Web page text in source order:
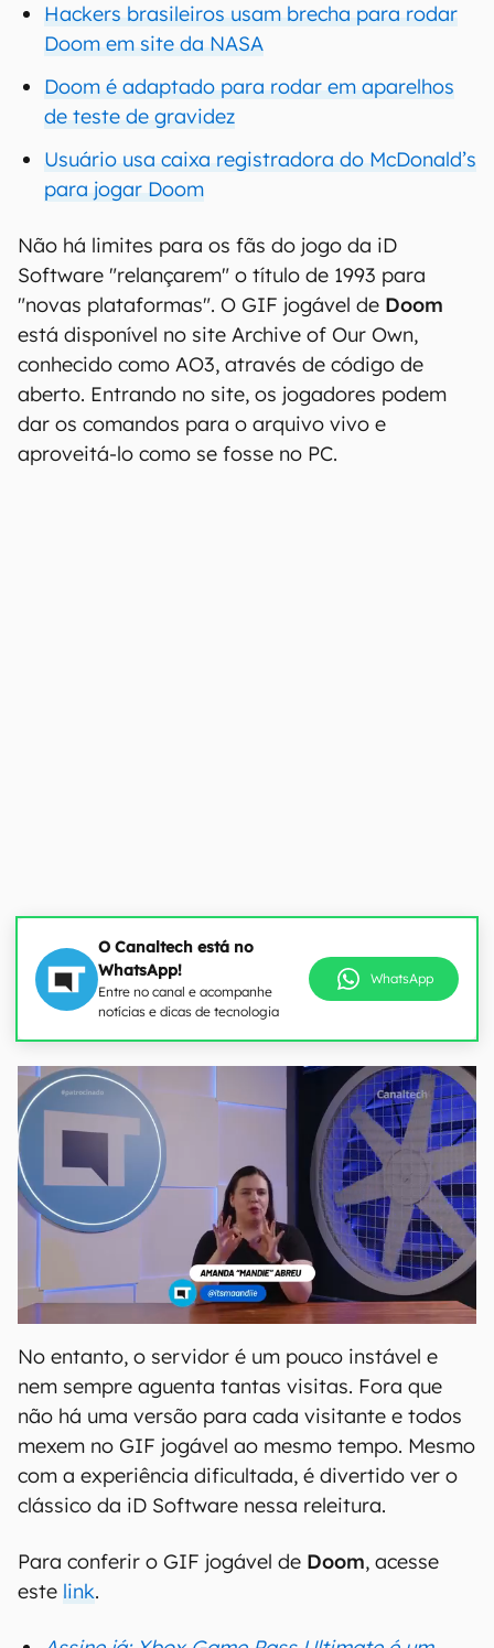
Hackers brasileiros usam brecha para rodar
Doom em site da NASA
Doom é adaptado para rodar em aparelhos
de teste de gravidez
Usuário usa caixa registradora do McDonald’s
para jogar Doom
Não há limites para os fãs do jogo da iD
Software "relançarem" o título de 1993 para
"novas plataformas". O GIF jogável de Doom
está disponível no site Archive of Our Own,
conhecido como AO3, através de código de
aberto. Entrando no site, os jogadores podem
dar os comandos para o arquivo vivo e
aproveitá-lo como se fosse no PC.
O Canaltech está no
WhatsApp!
Entre no canal e acompanhe
notícias e dicas de tecnologia
WhatsApp
No entanto, o servidor é um pouco instável e
nem sempre aguenta tantas visitas. Fora que
não há uma versão para cada visitante e todos
mexem no GIF jogável ao mesmo tempo. Mesmo
com a experiência dificultada, é divertido ver o
clássico da iD Software nessa releitura.
Para conferir o GIF jogável de Doom, acesse
este link.